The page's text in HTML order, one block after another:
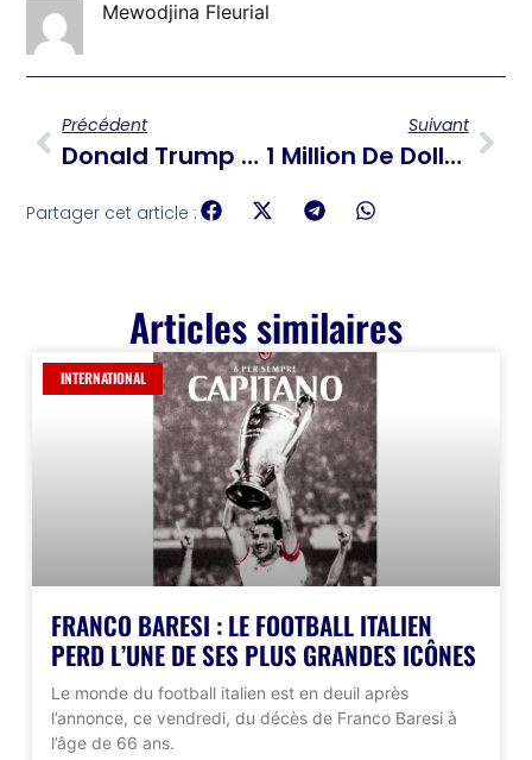
Mewodjina Fleurial
Précédent
Donald Trump Appelle À Une Démilitarisation Totale Et Complète Du Hamas
Suivant
1 Million De Dollars Offerte Pour Capturer Johnson « Izo » André
Partager cet article :
Articles similaires
INTERNATIONAL
FRANCO BARESI : LE FOOTBALL ITALIEN
PERD L’UNE DE SES PLUS GRANDES ICÔNES
Le monde du football italien est en deuil après
l’annonce, ce vendredi, du décès de Franco Baresi à
l’âge de 66 ans.